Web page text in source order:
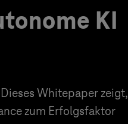
KI
Whitepaper zeigt,
zum Erfolgsfaktor